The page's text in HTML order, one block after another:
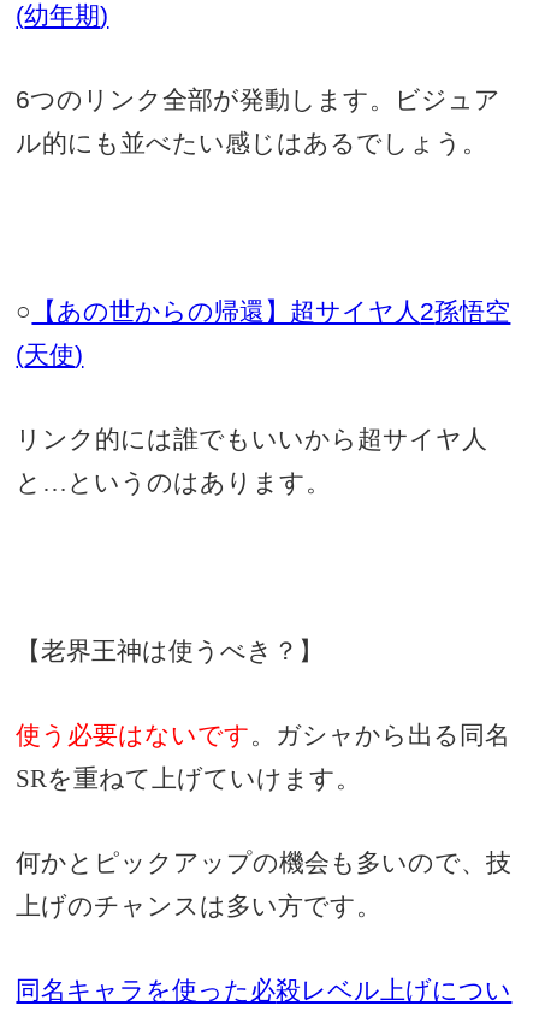
(幼年期)
6つのリンク全部が発動します。ビジュア
ル的にも並べたい感じはあるでしょう。
○ 【あの世からの帰還】超サイヤ人2孫悟空
(天使)
リンク的には誰でもいいから超サイヤ人
と…というのはあります。
【老界王神は使うべき？】
使う必要はないです。ガシャから出る同名
SRを重ねて上げていけます。
何かとピックアップの機会も多いので、技
上げのチャンスは多い方です。
同名キャラを使った必殺レベル上げについ